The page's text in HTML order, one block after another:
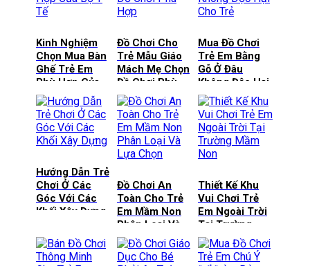
Kinh Nghiệm
Chọn Mua Bàn
Ghế Trẻ Em
Phù Hợp Của
Bộ Y Tế
Đồ Chơi Cho
Trẻ Mẫu Giáo
Mách Mẹ Chọn
Đồ Chơi Phù
Hợp
Mua Đồ Chơi
Trẻ Em Bằng
Gỗ Ở Đâu
Không Độc Hại
Cho Trẻ
Hướng Dẫn Trẻ
Chơi Ở Các
Góc Với Các
Khối Xây Dựng
Đồ Chơi An
Toàn Cho Trẻ
Em Mầm Non
Phân Loại Và
Lựa Chọn
Thiết Kế Khu
Vui Chơi Trẻ
Em Ngoài Trời
Tại Trường
Mầm Non